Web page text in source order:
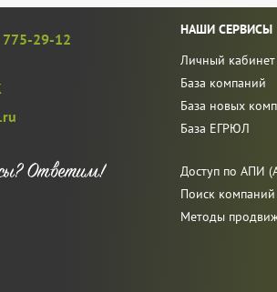
775-29-12
НАШИ СЕРВИСЫ
Личный кабинет
База компаний
База новых
База ЕГРЮЛ
Доступ по АПИ
Поиск
Методы